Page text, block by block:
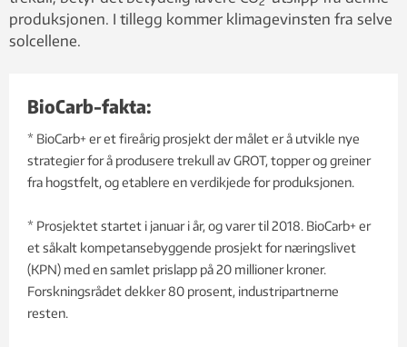
produksjonen. I tillegg kommer klimagevinsten fra selve
solcellene.
BioCarb-fakta:
* BioCarb+ er et fireårig prosjekt der målet er å utvikle nye
strategier for å produsere trekull av GROT, topper og greiner
fra hogstfelt, og etablere en verdikjede for produksjonen.
* Prosjektet startet i januar i år, og varer til 2018. BioCarb+ er
et såkalt kompetansebyggende prosjekt for næringslivet
(KPN) med en samlet prislapp på 20 millioner kroner.
Forskningsrådet dekker 80 prosent, industripartnerne
resten.